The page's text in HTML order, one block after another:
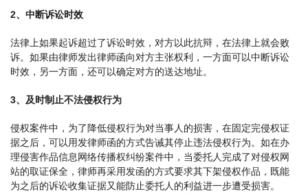
2、中断诉讼时效
法律上如果起诉超过了诉讼时效，对方以此抗辩，在法律上就会败
诉。如果由律师发出律师函向对方主张权利，一方面可以中断诉讼
时效，另一方面，还可以确定对方的送达地址。
3、及时制止不法侵权行为
侵权案件中，为了降低侵权行为对当事人的损害，在固定完侵权证
据之后，可以用发律师函的方式告诫其停止违法侵权行为。如在办
理侵害作品信息网络传播权纠纷案件中，当委托人完成了对侵权网
站的取证保全，律师再采用发函的方式要求其下架侵权作品，既能
为之后的诉讼收集证据又能防止委托人的利益进一步遭受损害。